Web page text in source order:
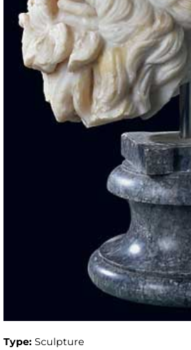
Type: Sculpture